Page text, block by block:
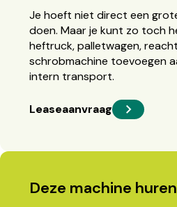
Je hoeft niet direct een
doen. Maar je kunt zo toch
heftruck, palletwagen,
schrobmachine toevoegen
intern transport.
Leaseaanvraag
Deze machine